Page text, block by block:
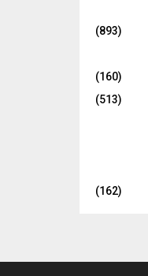
(893)
(160)
(513)
(162)